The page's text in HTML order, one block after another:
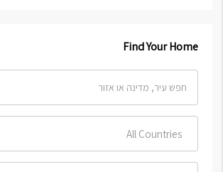
Find Your Home
All Countries